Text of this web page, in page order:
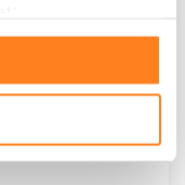
om deze